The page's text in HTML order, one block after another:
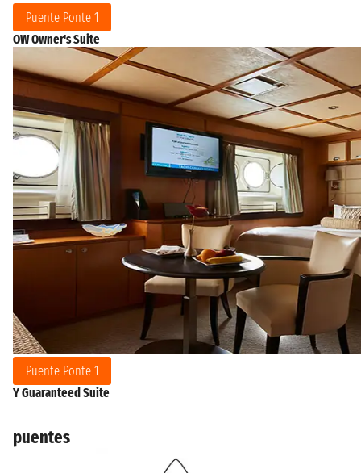
Puente Ponte 1
OW Owner's Suite
Puente Ponte 1
Y Guaranteed Suite
puentes